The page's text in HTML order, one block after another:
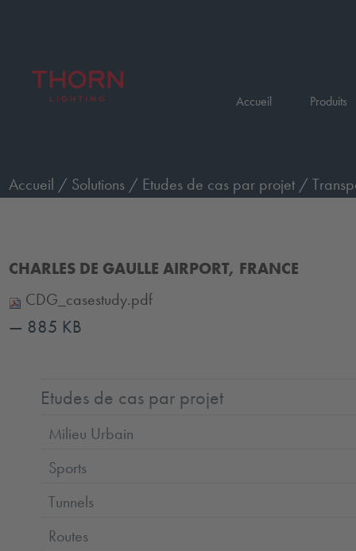
Accueil Produits
Accueil / Solutions / Etudes de cas par projet /
CHARLES DE GAULLE AIRPORT, FRANCE
CDG_casestudy.pdf
— 885 KB
Etudes de cas par projet
Milieu Urbain
Sports
Tunnels
Routes